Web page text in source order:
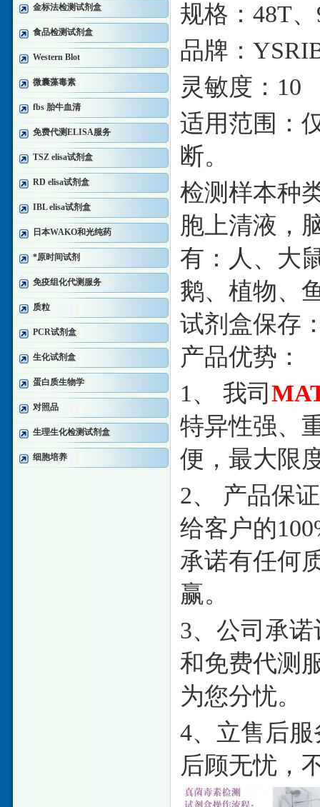
金标法检测试剂盒
食品检测试剂盒
Western Blot
微囊藻毒素
fbs 胎牛血清
免费代测ELISA服务
TSZ elisa试剂盒
RD elisa试剂盒
IBL elisa试剂盒
日本WAKO和光纯药
*原时间试剂
免疫组化代测服务
质粒
PCR试剂盒
生化试剂盒
蛋白质生物学
对照品
生理生化检测试剂盒
细胞培养
规格： 48T
品牌：
灵敏度： 10
适用范围：
断。
检测样本种
胞上清液，
有：人、大
鹅、植物、
试剂盒保存
产品优势：
1、 我司
特异性强、
便，最大限
2、 产品保
给客户的
承诺有任何
赢。
3、公司承
和免费代测
为您分忧。
4、立售后
后顾无忧，